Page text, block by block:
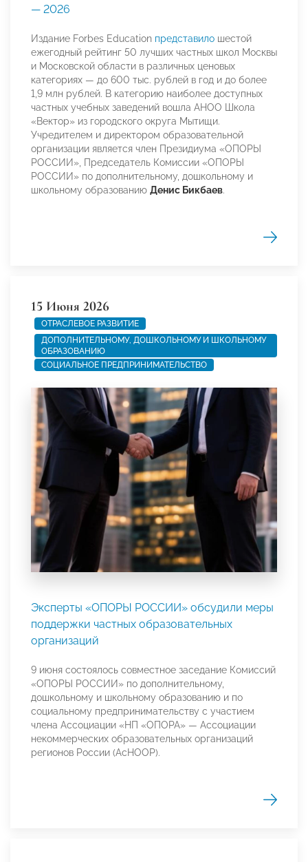
— 2026
Издание Forbes Education представило шестой
ежегодный рейтинг 50 лучших частных школ Москвы
и Московской области в различных ценовых
категориях — до 600 тыс. рублей в год и до более
1,9 млн рублей. В категорию наиболее доступных
частных учебных заведений вошла АНОО Школа
«Вектор» из городского округа Мытищи.
Учредителем и директором образовательной
организации является член Президиума «ОПОРЫ
РОССИИ», Председатель Комиссии «ОПОРЫ
РОССИИ» по дополнительному, дошкольному и
школьному образованию Денис Бикбаев.
15 Июня 2026
ОТРАСЛЕВОЕ РАЗВИТИЕ
ДОПОЛНИТЕЛЬНОМУ, ДОШКОЛЬНОМУ И ШКОЛЬНОМУ
ОБРАЗОВАНИЮ
СОЦИАЛЬНОЕ ПРЕДПРИНИМАТЕЛЬСТВО
Эксперты «ОПОРЫ РОССИИ» обсудили меры
поддержки частных образовательных
организаций
9 июня состоялось совместное заседание Комиссий
«ОПОРЫ РОССИИ» по дополнительному,
дошкольному и школьному образованию и по
социальному предпринимательству с участием
члена Ассоциации «НП «ОПОРА» — Ассоциации
некоммерческих образовательных организаций
регионов России (АсНООР).